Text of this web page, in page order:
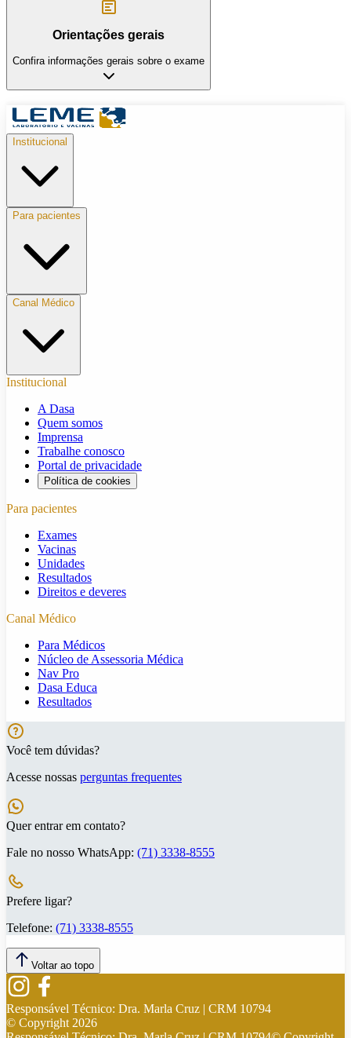
Orientações gerais
Confira informações gerais sobre o exame
Institucional
Para pacientes
Canal Médico
Institucional
A Dasa
Quem somos
Imprensa
Trabalhe conosco
Portal de privacidade
Política de cookies
Para pacientes
Exames
Vacinas
Unidades
Resultados
Direitos e deveres
Canal Médico
Para Médicos
Núcleo de Assessoria Médica
Nav Pro
Dasa Educa
Resultados
Você tem dúvidas?
Acesse nossas perguntas frequentes
Quer entrar em contato?
Fale no nosso WhatsApp: (71) 3338-8555
Prefere ligar?
Telefone: (71) 3338-8555
Voltar ao topo
Responsável Técnico: Dra. Marla Cruz | CRM 10794
© Copyright 2026